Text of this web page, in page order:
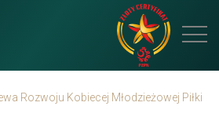
Rozwoju Kobiecej Młodzieżowej Piłki